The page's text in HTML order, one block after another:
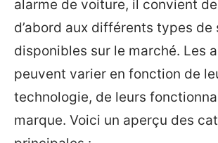
alarme de voiture, il convient de
d’abord aux différents types de
disponibles sur le marché. Les
peuvent varier en fonction de
technologie, de leurs
marque. Voici un aperçu des